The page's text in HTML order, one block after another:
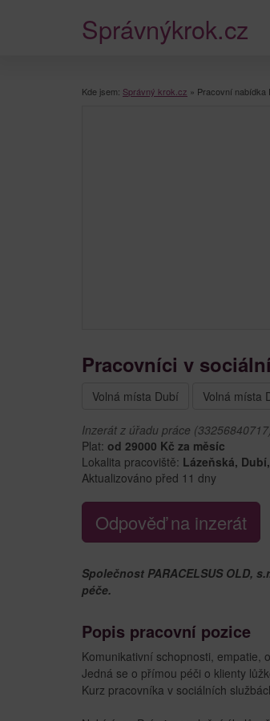
Správnýkrok.cz
Kde jsem: Správný krok.cz » Pracovní nabídka
Pracovníci v
Volná místa Dubí Volná místa
Inzerát z úřadu práce
Plat: od 29000 Kč za měsíc
Lokalita pracoviště: Lázeňská,
Aktualizováno před 11 dny
Odpověď na inzerát
Společnost PARACELSUS OLD,
péče.
Popis pracovní pozice
Komunikativní schopnosti, empatie,
Jedná se o přímou péči o klienty
Kurz pracovníka v sociálních